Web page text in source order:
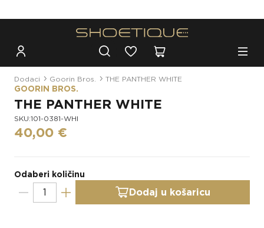
Dodaci Goorin Bros. THE PANTHER WHITE
GOORIN BROS.
THE PANTHER WHITE
SKU:101-0381-WHI
40,00 €
Odaberi količinu
Dodaj u košaricu